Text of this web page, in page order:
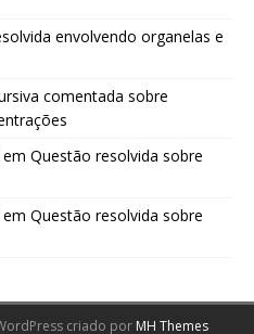
envolvendo organelas e
comentada sobre
em Questão resolvida sobre
em Questão resolvida sobre
criado por MH Themes